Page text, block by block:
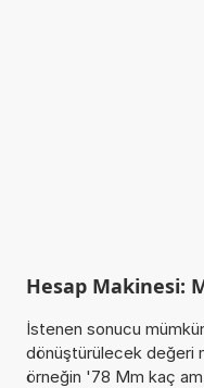
Hesap Makinesi:
İstenen sonucu
dönüştürülecek değeri
örneğin '78 Mm kaç